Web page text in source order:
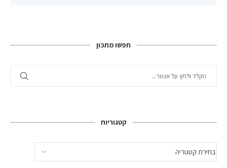
חפשו מתכון
קטגוריות